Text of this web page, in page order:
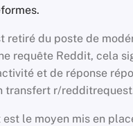
retiré du poste de
requête Reddit, cela
et de réponse
transfert r/
le moyen mis en